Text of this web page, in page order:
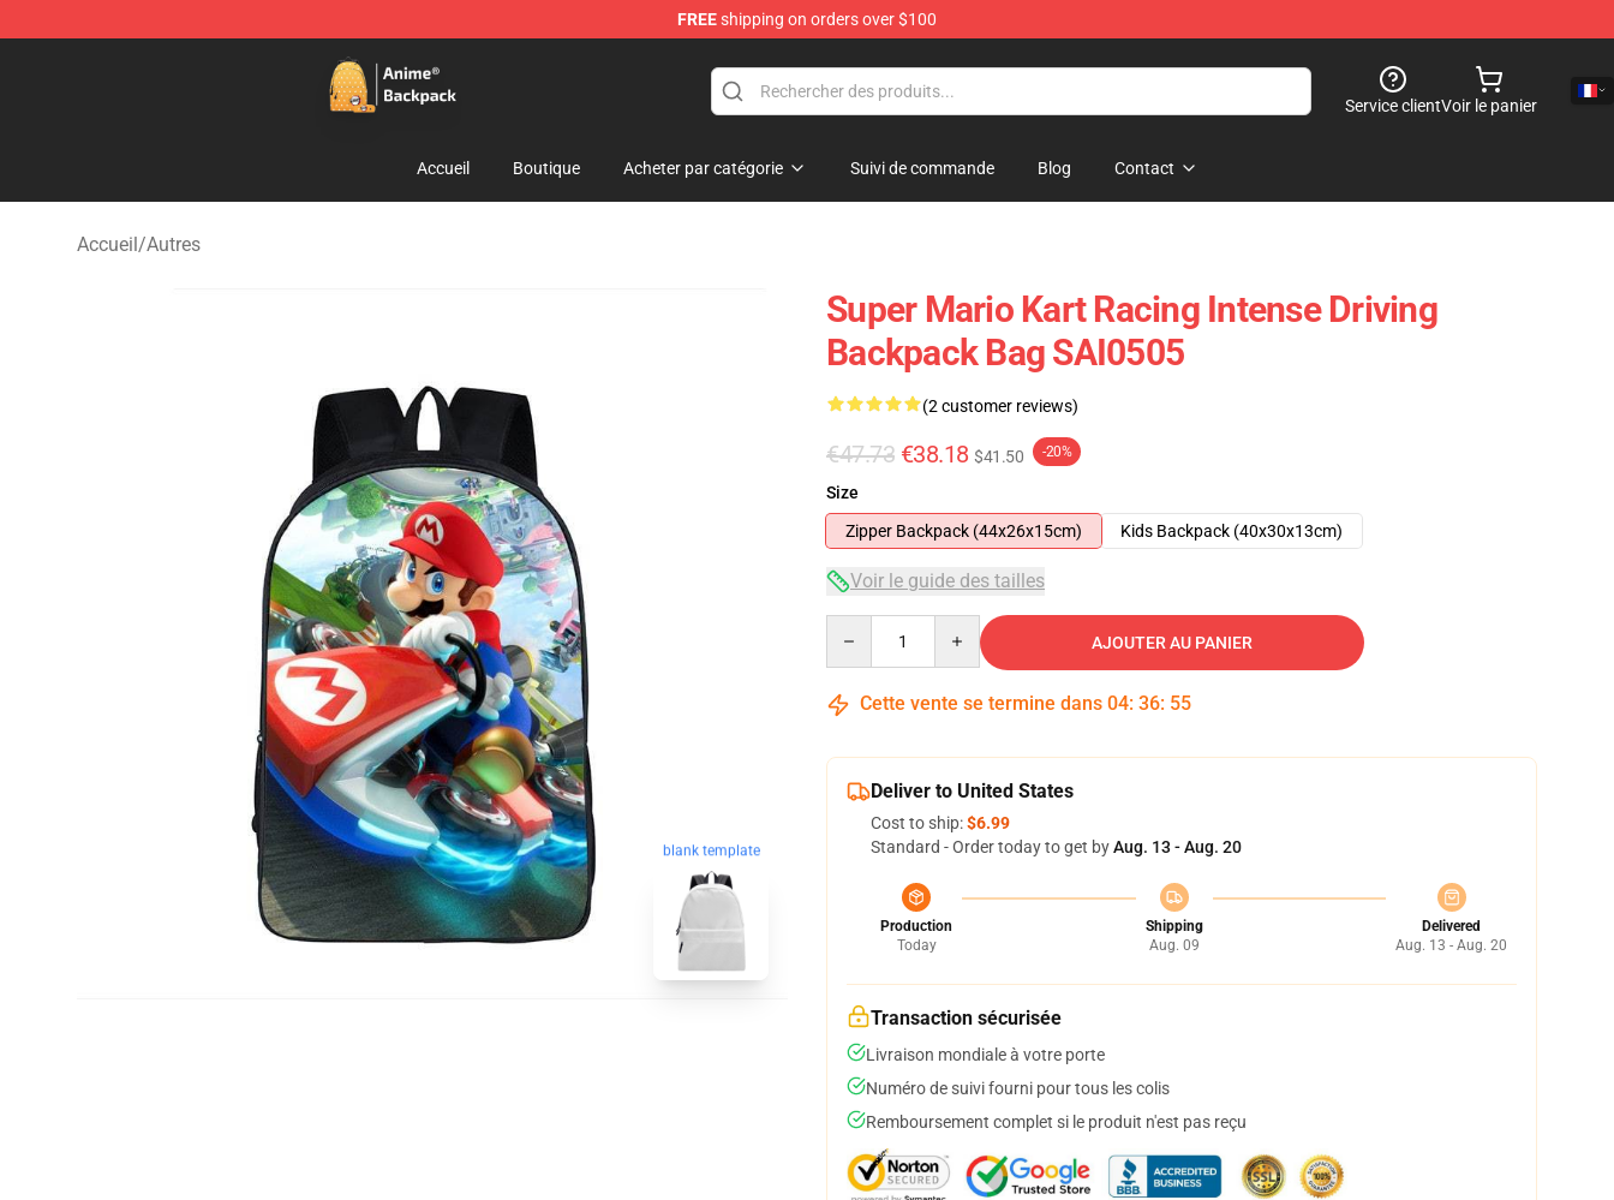
FREEshipping on orders over $100
Anime Backpack Shop - Official Anime Backpack Store for Anime Fans
Service clientVoir le panier
Accueil Boutique Acheter par catégorie Suivi de commande Blog Contact
Accueil/Autres
blank template
Super Mario Kart Racing Intense Driving
Backpack Bag SAI0505
(2 customer reviews)
€47.73 €38.18 $41.50 -20%
Size
Zipper Backpack (44x26x15cm)
Kids Backpack (40x30x13cm)
Voir le guide des tailles
AJOUTER AU PANIER
Cette vente se termine dans 04: 36: 54
Deliver to United States
Cost to ship:$6.99
Standard - Order today to get byAug. 13 - Aug. 20
Production
Today
Shipping
Aug. 09
Delivered
Aug. 13 - Aug. 20
Transaction sécurisée
Livraison mondiale à votre porte
Numéro de suivi fourni pour tous les colis
Remboursement complet si le produit n'est pas reçu